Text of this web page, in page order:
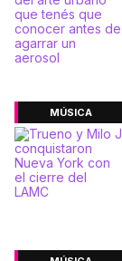
MÚSICA